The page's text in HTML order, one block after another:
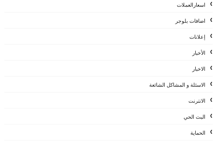
اسعارالعملات
اضافات بلوجر
إعلانات
الأخبار
الاخبار
الاسئلة و المشاكل الشائعة
الانترنت
البث الحي
الحماية